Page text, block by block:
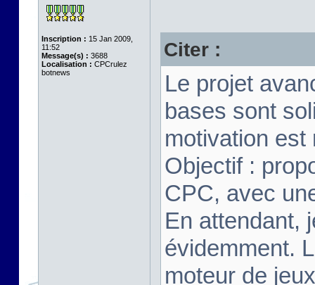
Inscription : 15 Jan 2009,
11:52
Message(s) : 3688
Localisation : CPCrulez
botnews
Citer :
Le projet
bases sont
motivation est
Objectif :
CPC, avec
En attendant,
évidemment.
moteur de